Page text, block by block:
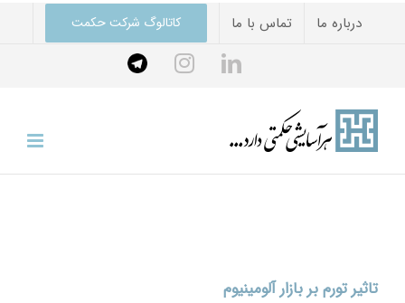
درباره ما تماس با ما
کاتالوگ شرکت حکمت
linkedin
instagram
Telegram
تاثیر تورم بر بازار آلومینیوم